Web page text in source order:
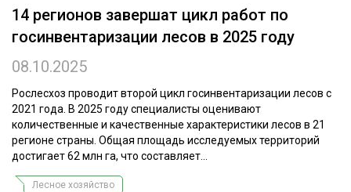
ПРОИЗВОДСТВО ДРЕВЕСНЫХ ПЛИТ
ЦБП
КОМПЛЕКСНАЯ ПЕРЕРАБОТКА
ЛЕСОПИЛЕНИЕ
ДЕРЕВЯННОЕ ДОМОСТРОЕНИЕ
14 регионов завершат цикл работ по
госинвентаризации лесов в 2025 году
08.10.2025
Рослесхоз проводит второй цикл госинвентаризации лесов с
2021 года. В 2025 году специалисты оценивают
количественные и качественные характеристики лесов в 21
регионе страны. Общая площадь исследуемых территорий
достигает 62 млн га, что составляет...
Лесное хозяйство